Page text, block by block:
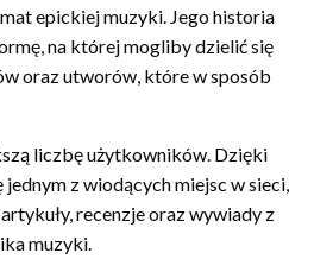
epickiej muzyki. Jego historia
na której mogliby dzielić się
oraz utworów, które w sposób
liczbę użytkowników. Dzięki
z wiodących miejsc w sieci,
recenzje oraz wywiady z
muzyki.